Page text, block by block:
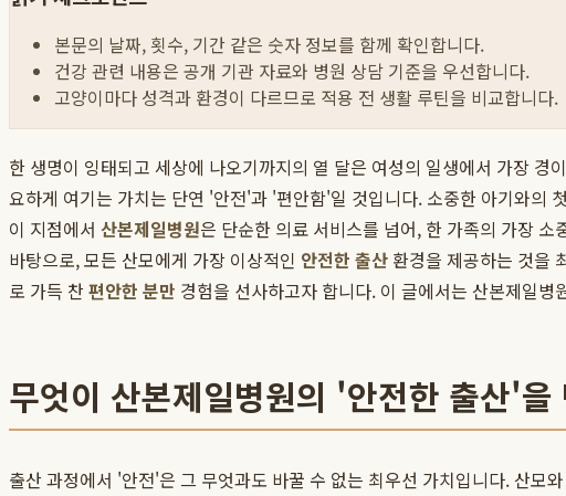
본문의 날짜, 횟수, 기간 같은 숫자 정보를 함께 확인합니다.
건강 관련 내용은 공개 기관 자료와 병원 상담 기준을 우선합니다.
고양이마다 성격과 환경이 다르므로 적용 전 생활 루틴을 비교합니다.
한 생명이 잉태되고 세상에 나오기까지의 열 달은 여성의 일생에서 가장
요하게 여기는 가치는 단연 '안전'과 '편안함'일 것입니다. 소중한 아기와의
이 지점에서 산본제일병원은 단순한 의료 서비스를 넘어, 한 가족의 가장
바탕으로, 모든 산모에게 가장 이상적인 안전한 출산 환경을 제공하는 것을
로 가득 찬편안한 분만 경험을 선사하고자 합니다. 이 글에서는 산본제일
무엇이 산본제일병원의 '안전한 출산'을
출산 과정에서 '안전'은 그 무엇과도 바꿀 수 없는 최우선 가치입니다. 산모